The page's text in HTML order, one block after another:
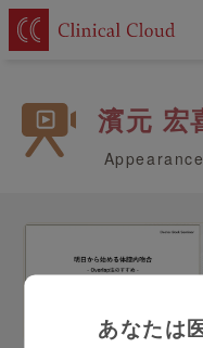
濱元 宏
あなたは